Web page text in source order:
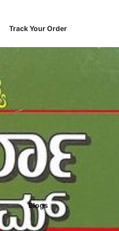
Track Your Order
Blogs